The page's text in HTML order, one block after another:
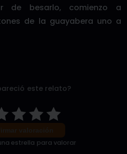
de besarlo, comienzo a
de la guayabera uno a
este relato?
estrella para valorar